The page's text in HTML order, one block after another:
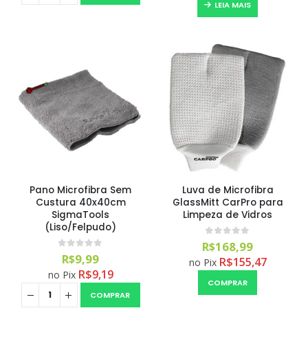
LEIA MAIS
Pano Microfibra Sem
Custura 40x40cm
SigmaTools
(Liso/Felpudo)
0out of 5
R$9,99
no Pix R$9,19
COMPRAR
Luva de Microfibra
GlassMitt CarPro para
Limpeza de Vidros
0out of 5
R$168,99
no Pix R$155,47
COMPRAR